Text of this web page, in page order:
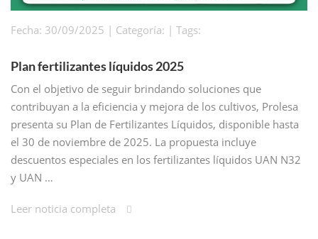
Fecha: 30/09/2025 | Categoría: | Tags:
Plan fertilizantes líquidos 2025
Con el objetivo de seguir brindando soluciones que
contribuyan a la eficiencia y mejora de los cultivos, Prolesa
presenta su Plan de Fertilizantes Líquidos, disponible hasta
el 30 de noviembre de 2025. La propuesta incluye
descuentos especiales en los fertilizantes líquidos UAN N32
y UAN …
Leer noticia completa